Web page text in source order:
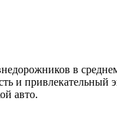
в
и привлекательный
авто.